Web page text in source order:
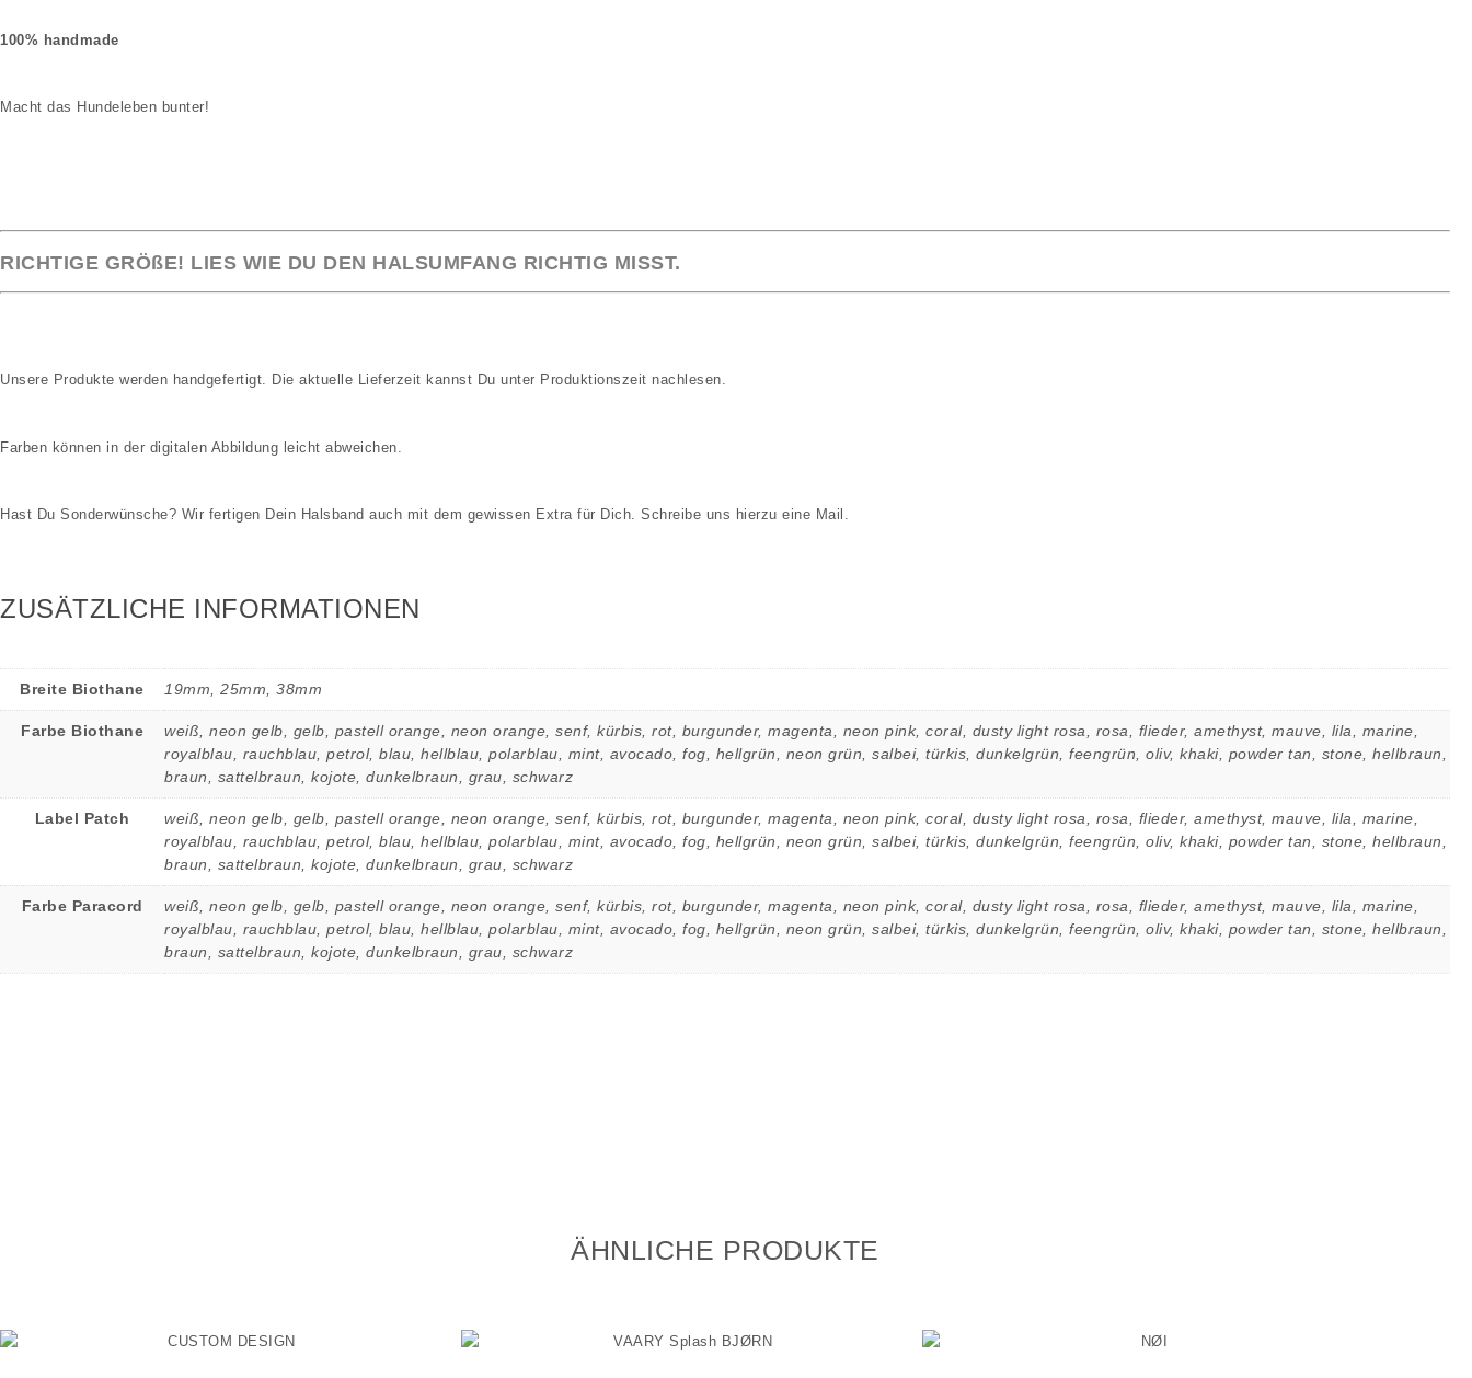
100% handmade
Macht das Hundeleben bunter!
RICHTIGE GRÖßE! LIES WIE DU DEN HALSUMFANG RICHTIG MISST.
Unsere Produkte werden handgefertigt. Die aktuelle Lieferzeit kannst Du unter Produktionszeit nachlesen.
Farben können in der digitalen Abbildung leicht abweichen.
Hast Du Sonderwünsche? Wir fertigen Dein Halsband auch mit dem gewissen Extra für Dich. Schreibe uns hierzu eine Mail .
ZUSÄTZLICHE INFORMATIONEN
Breite Biothane 19mm, 25mm, 38mm
Farbe Biothane
weiß, neon gelb, gelb, pastell orange, neon orange, senf, kürbis, rot, burgunder, magenta, neon pink, coral, dusty light rosa, rosa, flieder, amethyst, mauve, lila, marine,
royalblau, rauchblau, petrol, blau, hellblau, polarblau, mint, avocado, fog, hellgrün, neon grün, salbei, türkis, dunkelgrün, feengrün, oliv, khaki, powder tan, stone, hellbraun,
braun, sattelbraun, kojote, dunkelbraun, grau, schwarz
Label Patch
weiß, neon gelb, gelb, pastell orange, neon orange, senf, kürbis, rot, burgunder, magenta, neon pink, coral, dusty light rosa, rosa, flieder, amethyst, mauve, lila, marine,
royalblau, rauchblau, petrol, blau, hellblau, polarblau, mint, avocado, fog, hellgrün, neon grün, salbei, türkis, dunkelgrün, feengrün, oliv, khaki, powder tan, stone, hellbraun,
braun, sattelbraun, kojote, dunkelbraun, grau, schwarz
Farbe Paracord
weiß, neon gelb, gelb, pastell orange, neon orange, senf, kürbis, rot, burgunder, magenta, neon pink, coral, dusty light rosa, rosa, flieder, amethyst, mauve, lila, marine,
royalblau, rauchblau, petrol, blau, hellblau, polarblau, mint, avocado, fog, hellgrün, neon grün, salbei, türkis, dunkelgrün, feengrün, oliv, khaki, powder tan, stone, hellbraun,
braun, sattelbraun, kojote, dunkelbraun, grau, schwarz
ÄHNLICHE PRODUKTE